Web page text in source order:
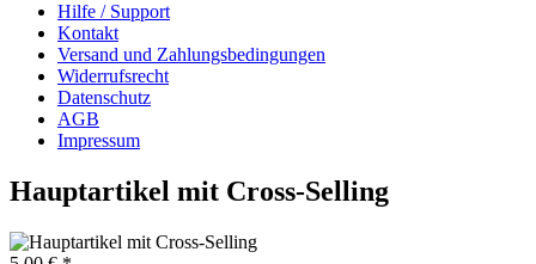
Hilfe / Support
Kontakt
Versand und Zahlungsbedingungen
Widerrufsrecht
Datenschutz
AGB
Impressum
Hauptartikel mit Cross-Selling